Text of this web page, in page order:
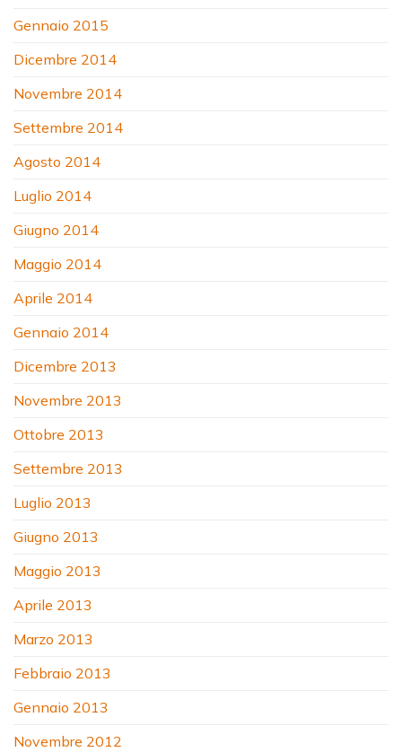
Gennaio 2015
Dicembre 2014
Novembre 2014
Settembre 2014
Agosto 2014
Luglio 2014
Giugno 2014
Maggio 2014
Aprile 2014
Gennaio 2014
Dicembre 2013
Novembre 2013
Ottobre 2013
Settembre 2013
Luglio 2013
Giugno 2013
Maggio 2013
Aprile 2013
Marzo 2013
Febbraio 2013
Gennaio 2013
Novembre 2012